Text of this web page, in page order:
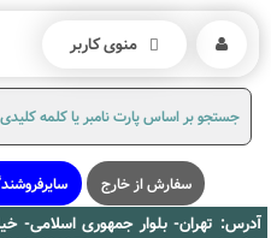
سفارش از خارج
آدرس: تهران- بلوار جمهوری
منوی کاربر